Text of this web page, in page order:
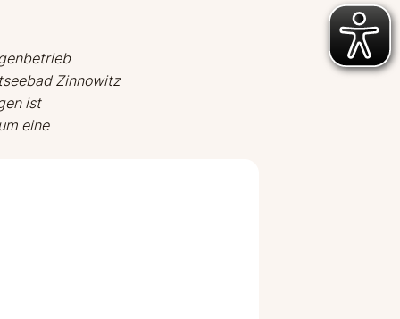
Zinnowitz
ist
eine